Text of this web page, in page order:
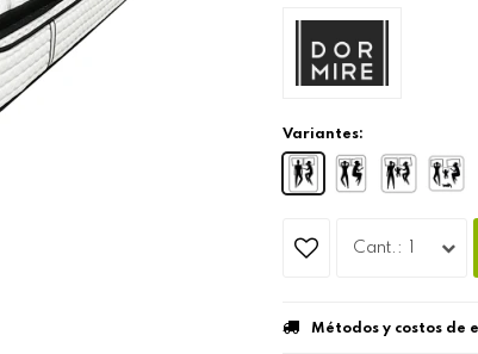
Variantes:
Métodos y costos de